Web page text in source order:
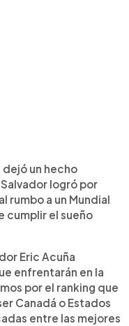
un hecho
logró por
rumbo a un Mundial
cumplir el sueño
Eric Acuña
enfrentarán en la
por el ranking que
Canadá o Estados
entre las mejores